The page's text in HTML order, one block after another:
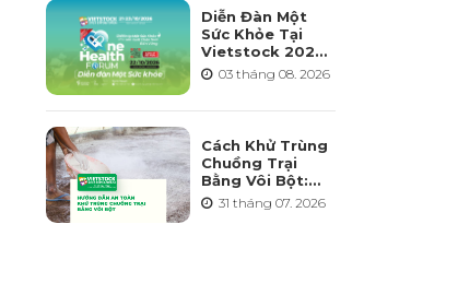
Diễn Đàn Một
Sức Khỏe Tại
Vietstock 2026:
Hướng Tới Phát
Triển Ngành
03 tháng 08. 2026
Cách Khử Trùng
Chuồng Trại
Bằng Vôi Bột:
Cách Rải, Thời
Điểm Và Những
31 tháng 07. 2026